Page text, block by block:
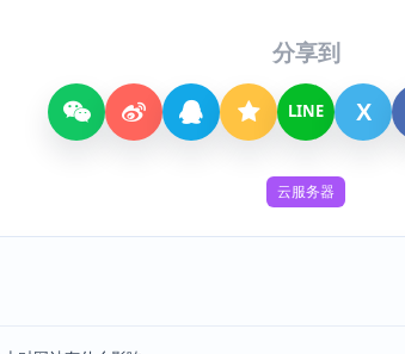
分享到
LINE X
云服务器